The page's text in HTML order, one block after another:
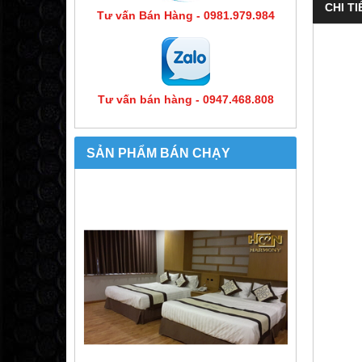
Tư vấn Bán Hàng - 0981.979.984
Tư vấn bán hàng - 0947.468.808
SẢN PHẨM BÁN CHẠY
CHI